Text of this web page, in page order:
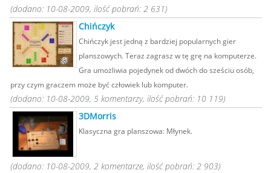
(dodano: 10-08-2009, ilość pobrań: 2 631)
Chińczyk
Chińczyk jest jedną z bardziej popularnych gier
planszowych. Teraz zagrasz w tę grę na komputerze.
Gra umożliwia pojedynek od dwóch do sześciu osób,
przy czym graczem może być człowiek lub komputer.
(dodano: 10-08-2009, 5 komentarzy, ilość pobrań: 10 119)
3DMorris
Klasyczna gra planszowa: Młynek.
(dodano: 10-08-2009, 2 komentarze, ilość pobrań: 2 903)